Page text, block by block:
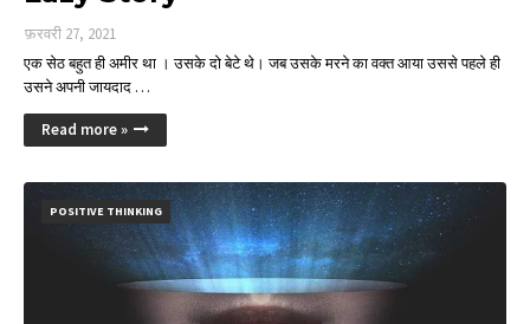
फ़रवरी 27, 2021
एक सेठ बहुत ही अमीर था । उसके दो बेटे थे। जब उसके मरने का वक्त आया उससे पहले ही
उसने अपनी जायदाद …
Read more »
POSITIVE THINKING